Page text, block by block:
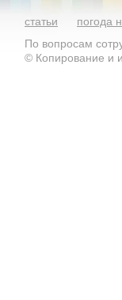
статьи погода
По вопросам
© Копирование и